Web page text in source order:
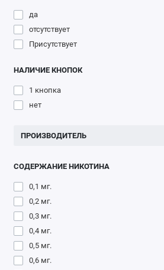
да
отсутствует
Присутствует
НАЛИЧИЕ КНОПОК
1 кнопка
нет
ПРОИЗВОДИТЕЛЬ
СОДЕРЖАНИЕ НИКОТИНА
0,1 мг.
0,2 мг.
0,3 мг.
0,4 мг.
0,5 мг.
0,6 мг.